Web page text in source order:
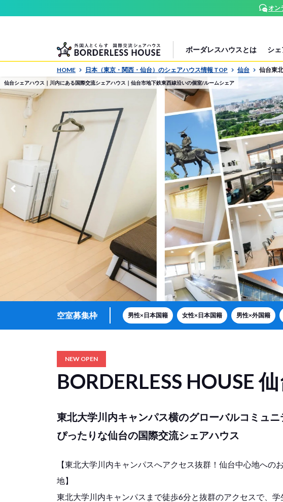
オン
ボーダレスハウスとは シ
HOME 日本（東京・関西・仙台）のシェアハウス情報 TOP 仙台 仙台東
仙台シェアハウス｜川内にある国際交流シェアハウス｜仙台市地下鉄東西線沿いの個室/ルームシェア
空室募集枠 男性×日本国籍 女性×日本国籍 男性×外国籍
NEW OPEN
BORDERLESS HOUSE
東北大学川内キャンパス横のグローバルコミュ
ぴったりな仙台の国際交流シェアハウス
【東北大学川内キャンパスへアクセス抜群！仙台中心地への
地】
東北大学川内キャンパスまで徒歩6分と抜群のアクセスで、